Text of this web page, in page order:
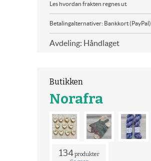
Les hvordan frakten regnes ut
Betalingalternativer: Bankkort (PayPal)
Avdeling: Håndlaget
Butikken
Norafra
134produkter